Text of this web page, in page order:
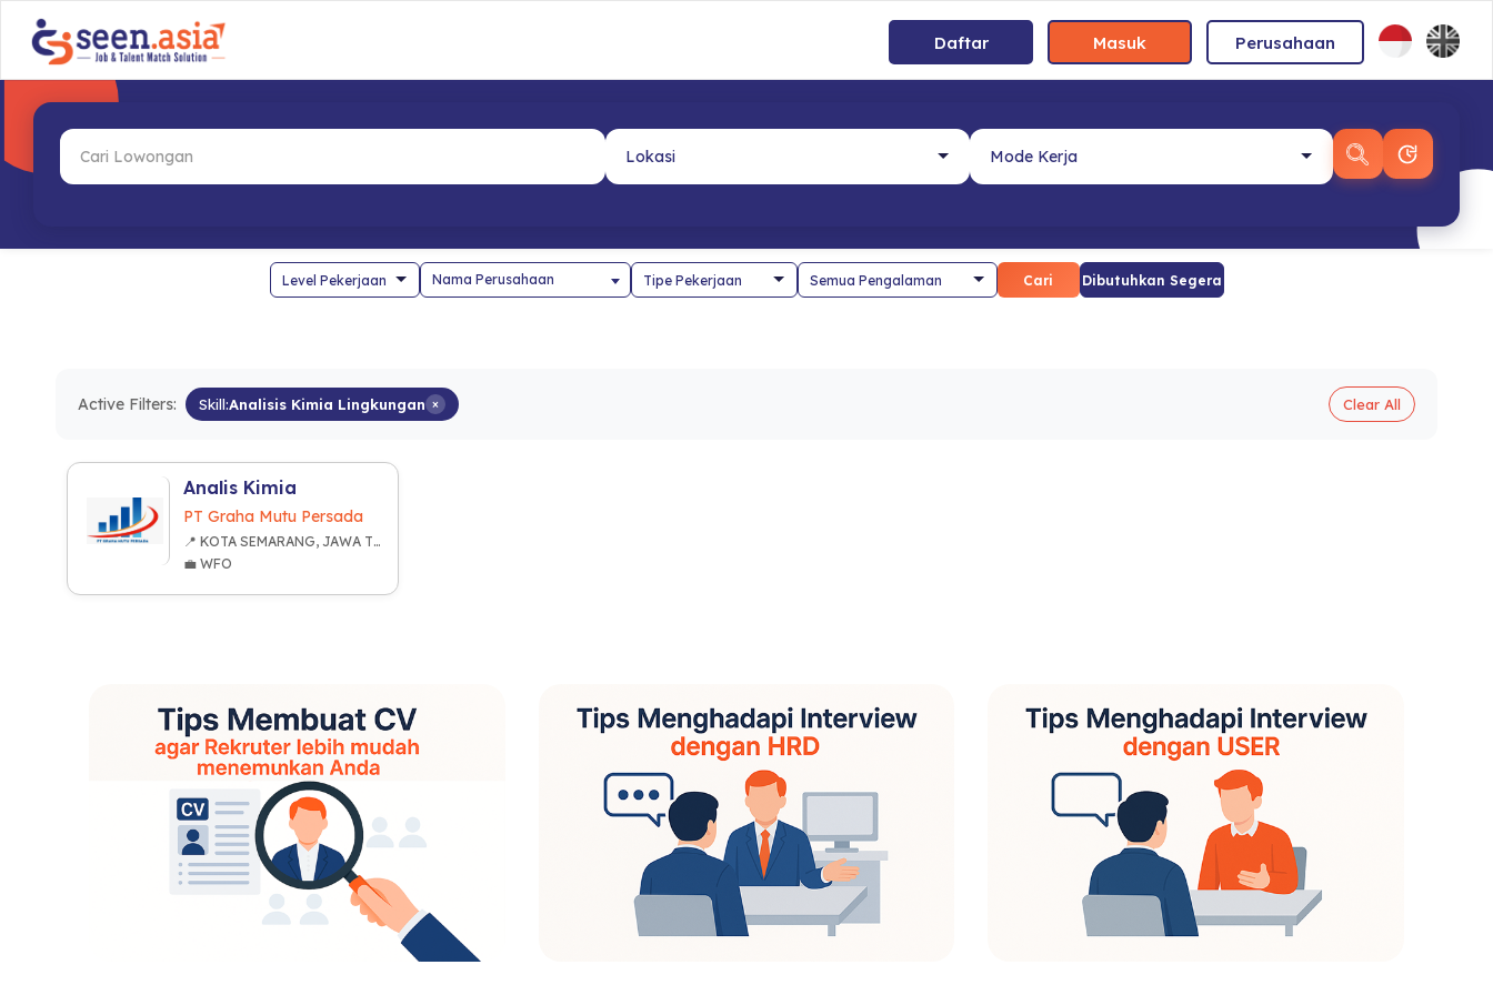
Daftar Masuk Perusahaan
Nama Perusahaan Cari Dibutuhkan Segera
Active Filters: Skill:Analisis Kimia Lingkungan × Clear All
Analis Kimia
PT Graha Mutu Persada
📍 KOTA SEMARANG, JAWA TENGAH
💼 WFO